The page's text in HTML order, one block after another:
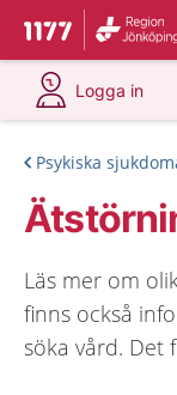
Till startsidan för
Du har
Logga in
på 1177.se
Psykiska
Läs mer om
finns också
söka vård. Det